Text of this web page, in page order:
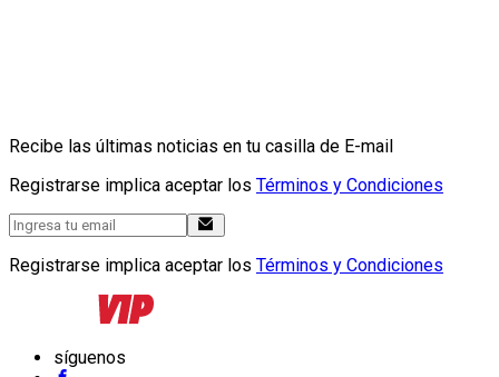
Recibe las últimas noticias en tu casilla de E-mail
Registrarse implica aceptar los Términos y Condiciones
Registrarse implica aceptar los Términos y Condiciones
síguenos